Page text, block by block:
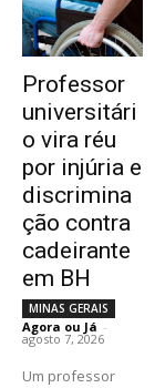
Professor
universitári
o vira réu
por injúria e
discrimina
ção contra
cadeirante
em BH
MINAS GERAIS
Agora ou Já -
agosto 7, 2026
Um professor